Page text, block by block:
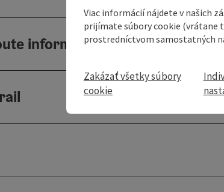
information
Viac informácií nájdete v našich
prijímate súbory cookie (vrátane
prostredníctvom samostatných
Zakázať všetky súbory
cookie